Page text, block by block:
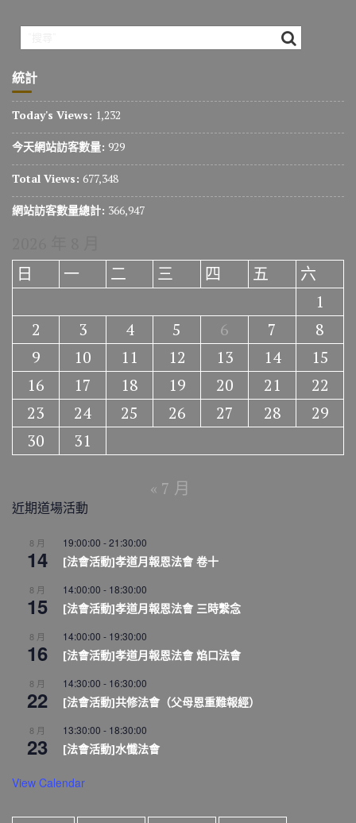
統計
Today's Views: 1,232
今天網站訪客數量: 929
Total Views: 677,348
網站訪客數量總計: 366,947
日
一 二 三 四 五
六
1
2
3 4 5 6 7
8
9
10 11 12 13 14
15
16
17 18 19 20 21
22
23
24 25 26 27 28
29
30
31
« 7 月
近期道場活動
8 月
14
19:00:00 -21:30:00
[法會活動]孝道月報恩法會 卷十
8 月
15
14:00:00 - 18:30:00
[法會活動]孝道月報恩法會 三時繫念
8 月
16
14:00:00 - 19:30:00
[法會活動]孝道月報恩法會 焰口法會
8 月
22
14:30:00 - 16:30:00
[法會活動]共修法會（父母恩重難報經）
8 月
23
13:30:00 - 18:30:00
[法會活動]水懺法會
View Calendar